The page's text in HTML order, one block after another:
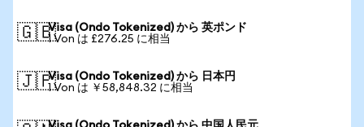
🇬🇧Visa (Ondo Tokenized) から 英ポンド
1 Von は £276.25 に相当
🇯🇵Visa (Ondo Tokenized) から 日本円
1 Von は ￥58,848.32 に相当